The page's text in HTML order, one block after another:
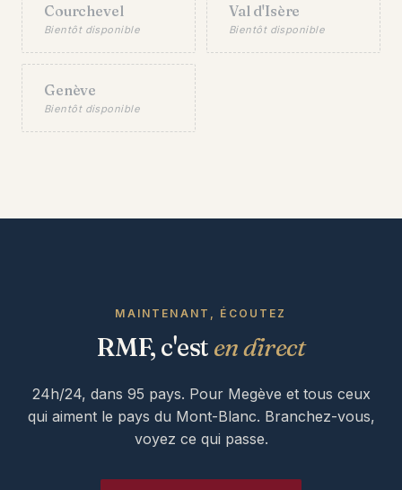
Courchevel
Bientôt disponible
Val d'Isère
Bientôt disponible
Genève
Bientôt disponible
MAINTENANT, ÉCOUTEZ
RMF, c'est en direct
24h/24, dans 95 pays. Pour Megève et tous ceux
qui aiment le pays du Mont-Blanc. Branchez-vous,
voyez ce qui passe.